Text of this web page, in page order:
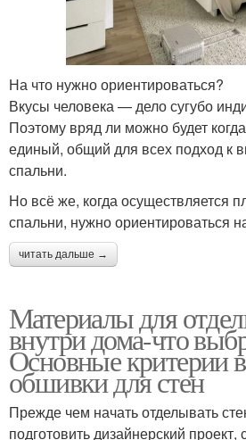
На что нужно ориентироваться?
Вкусы человека — дело сугубо
Поэтому вряд ли можно будет
единый, общий для всех подход к
спальни.
Но всё же, когда осуществляется
спальни, нужно ориентироваться
читать дальше →
Материалы для
внутри дома-что
Основные критерии
обшивки для стен
Прежде чем начать отделывать
подготовить дизайнерский